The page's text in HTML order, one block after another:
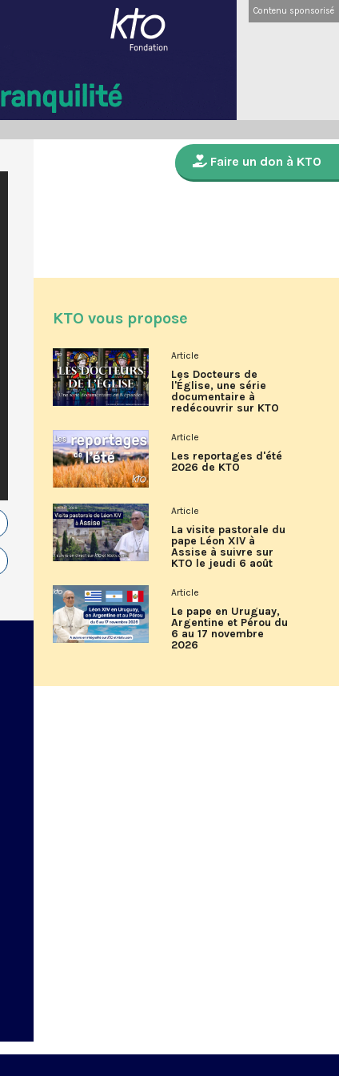
Contenu sponsorisé
Faire un don à KTO
KTO vous propose
Article
Les Docteurs de
l'Église, une série
documentaire à
redécouvrir sur KTO
Article
Les reportages d'été
2026 de KTO
Article
La visite pastorale du
pape Léon XIV à
Assise à suivre sur
KTO le jeudi 6 août
Article
Le pape en Uruguay,
Argentine et Pérou du
6 au 17 novembre
2026